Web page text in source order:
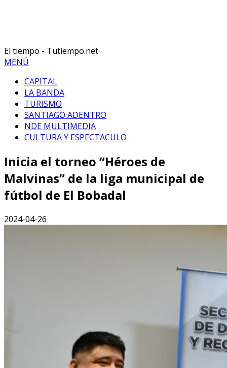
El tiempo - Tutiempo.net
MENÚ
CAPITAL
LA BANDA
TURISMO
SANTIAGO ADENTRO
NDE MULTIMEDIA
CULTURA Y ESPECTACULO
Inicia el torneo “Héroes de
Malvinas” de la liga municipal de
fútbol de El Bobadal
2024-04-26